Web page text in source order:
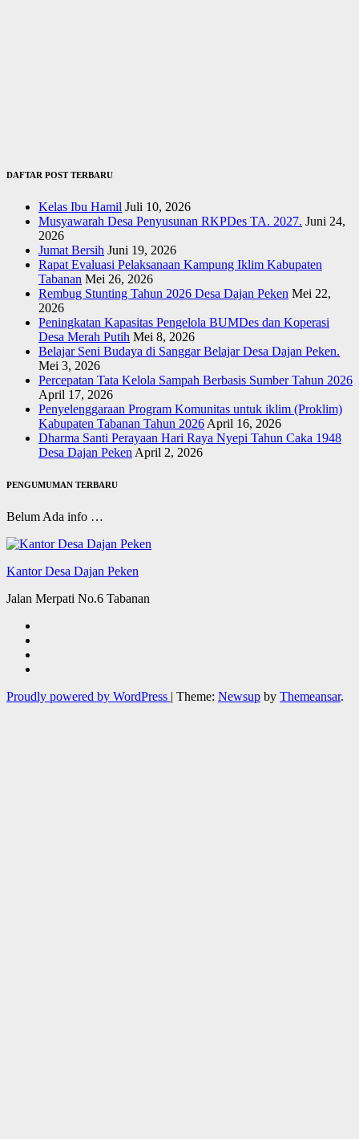
DAFTAR POST TERBARU
Kelas Ibu Hamil Juli 10, 2026
Musyawarah Desa Penyusunan RKPDes TA. 2027. Juni 24,
2026
Jumat Bersih Juni 19, 2026
Rapat Evaluasi Pelaksanaan Kampung Iklim Kabupaten
Tabanan Mei 26, 2026
Rembug Stunting Tahun 2026 Desa Dajan Peken Mei 22,
2026
Peningkatan Kapasitas Pengelola BUMDes dan Koperasi
Desa Merah Putih Mei 8, 2026
Belajar Seni Budaya di Sanggar Belajar Desa Dajan Peken.
Mei 3, 2026
Percepatan Tata Kelola Sampah Berbasis Sumber Tahun 2026
April 17, 2026
Penyelenggaraan Program Komunitas untuk iklim (Proklim)
Kabupaten Tabanan Tahun 2026 April 16, 2026
Dharma Santi Perayaan Hari Raya Nyepi Tahun Caka 1948
Desa Dajan Peken April 2, 2026
PENGUMUMAN TERBARU
Belum Ada info …
Kantor Desa Dajan Peken
Jalan Merpati No.6 Tabanan
Proudly powered by WordPress | Theme: Newsup by Themeansar.